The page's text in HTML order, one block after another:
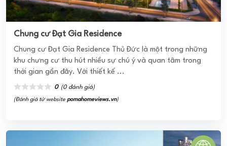
(Đánh giá từ websitepomahomeviews.vn)